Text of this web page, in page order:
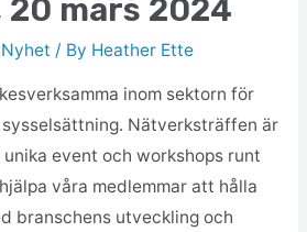
20 mars 2024
Nyhet / By Heather Ette
inom sektorn för
Nätverksträffen är
event och workshops runt
våra medlemmar att hålla
branschens utveckling och